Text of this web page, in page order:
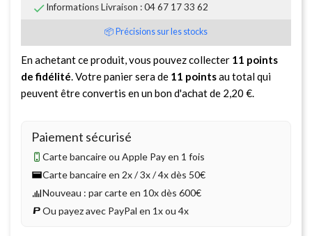
Informations Livraison : 04 67 17 33 62
📦 Précisions sur les stocks
En achetant ce produit, vous pouvez collecter 11 points
de fidélité. Votre panier sera de 11 pointsau total qui
peuvent être convertis en un bon d'achat de 2,20 €.
Paiement sécurisé
Carte bancaire ou Apple Pay en 1 fois
Carte bancaire en 2x / 3x / 4x dès 50€
Nouveau : par carte en 10x dès 600€
Ou payez avec PayPal en 1x ou 4x